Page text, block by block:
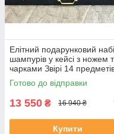
Елітний подарунковий
шампурів у кейсі з ножем
чарками Звірі 14
Готово до відправки
13 550 ₴ 16 940 ₴
Купити